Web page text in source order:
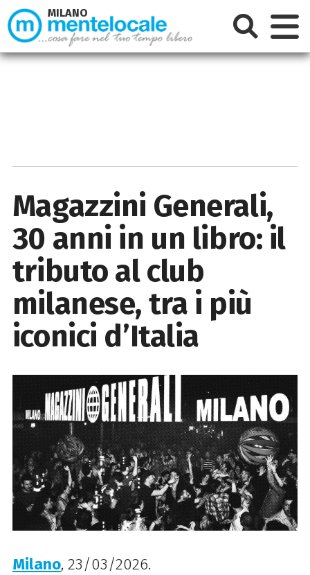
Magazzini Generali,
30 anni in un libro: il
tributo al club
milanese, tra i più
iconici d’Italia
Milano, 23/03/2026.
MILANO